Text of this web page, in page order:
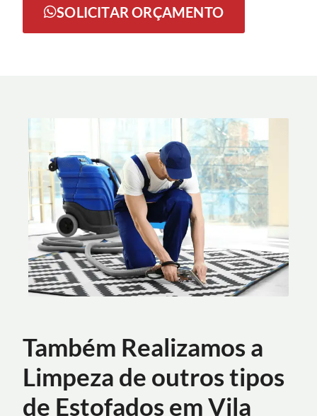
SOLICITAR ORÇAMENTO
Também Realizamos a
Limpeza de outros tipos
de Estofados em Vila